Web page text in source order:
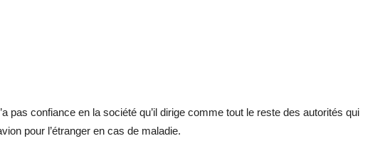
pas confiance en la société qu’il dirige comme tout le reste des autorités qui
pour l’étranger en cas de maladie.